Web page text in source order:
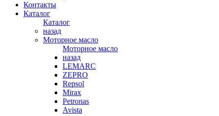
Контакты
Каталог
Каталог
назад
Моторное масло
Моторное масло
назад
LEMARC
ZEPRO
Repsol
Mirax
Petronas
Avista